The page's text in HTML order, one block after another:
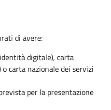
di avere:
digitale), carta
carta nazionale dei servizi
per la presentazione